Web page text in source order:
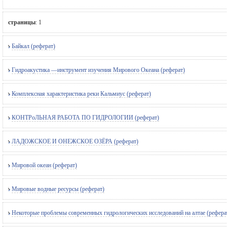
страницы: 1
Байкал (реферат)
Гидроакустика —инструмент изучения Мирового Океана (реферат)
Комплексная характеристика реки Кальмиус (реферат)
КОНТРоЛЬНАЯ РАБОТА ПО ГИДРОЛОГИИ (реферат)
ЛАДОЖСКОЕ И ОНЕЖСКОЕ ОЗЁРА (реферат)
Мировой океан (реферат)
Мировые водные ресурсы (реферат)
Некоторые проблемы современных гидрологических исследований на алтае